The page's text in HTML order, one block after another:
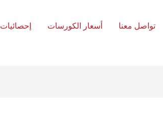
تواصل معنا أسعار الكورسات إحصائيات